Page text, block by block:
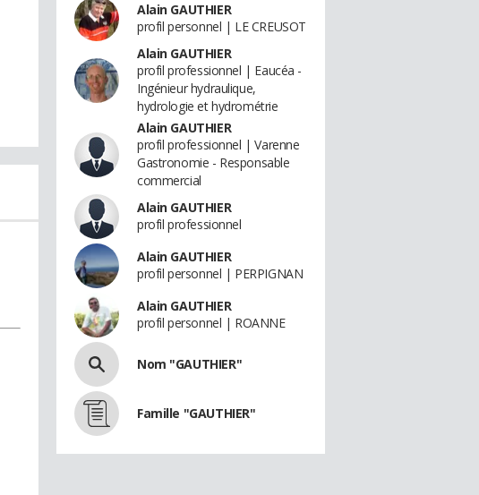
Alain GAUTHIER
profil personnel | LE CREUSOT
Alain GAUTHIER
profil professionnel | Eaucéa -
Ingénieur hydraulique,
hydrologie et hydrométrie
Alain GAUTHIER
profil professionnel | Varenne
Gastronomie - Responsable
commercial
Alain GAUTHIER
profil professionnel
Alain GAUTHIER
profil personnel | PERPIGNAN
Alain GAUTHIER
profil personnel | ROANNE
Nom "GAUTHIER"
Famille "GAUTHIER"